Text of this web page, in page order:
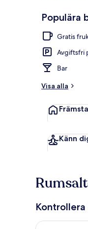
Populära
Gratis
Avgiftsfri
Bar
Visa alla
Känn
Kontrollera